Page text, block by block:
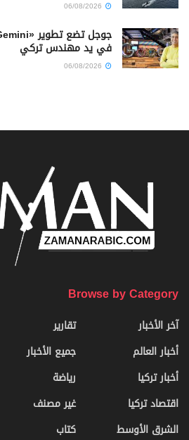
في يد مهندس تركي
Browse by Category
آخر الأخبار
أخبار العالم
أخبار تركيا
اقتصاد تركيا
الشرق الأوسط
تقارير
جميع الأخبار
رياضة
غير مصنف
كتاب